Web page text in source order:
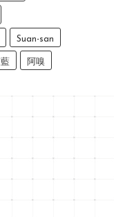
Suan-san
阿嗅